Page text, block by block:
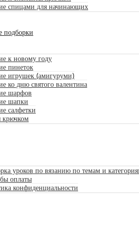
спицами для начинающих
подборки
к новому году
пинеток
игрушек (амигуруми)
ко дню святого валентина
шарфов
шапки
салфетки
крючком
уроков по вязанию по темам и
оплаты
конфиденциальности